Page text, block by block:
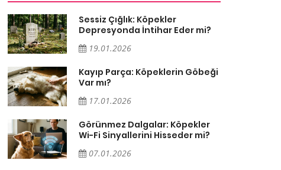
Sessiz Çığlık: Köpekler
Depresyonda İntihar Eder mi?
19.01.2026
Kayıp Parça: Köpeklerin Göbeği
Var mı?
17.01.2026
Görünmez Dalgalar: Köpekler
Wi-Fi Sinyallerini Hisseder mi?
07.01.2026